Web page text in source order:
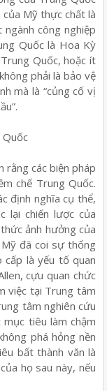
của Mỹ thực chất là
công nghiệp
Quốc là Hoa Kỳ
Quốc, hoặc ít
phải là bảo vệ
mà là “củng cố vị
Quốc
rằng các biện pháp
chế Trung Quốc.
định nghĩa cụ thể,
lại chiến lược của
ảnh hưởng của
đã coi sự thống
cấp là yếu tố quan
cựu quan chức
việc tại Trung tâm
tâm nghiên cứu
tiêu làm chậm
phá hỏng nền
bất thành văn là
họ sau này, nếu